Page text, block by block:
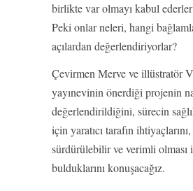
birlikte var olmayı kabul
Peki onlar neleri, hangi
açılardan değerlendiriyorlar?
Çevirmen Merve ve illüstratör
yayınevinin önerdiği projenin
değerlendirildiğini, sürecin
için yaratıcı tarafın
sürdürülebilir ve verimli olması
bulduklarını konuşacağız.